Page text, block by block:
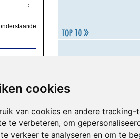
cookies
van cookies en andere
te verbeteren, om
verkeer te analyseren en om te